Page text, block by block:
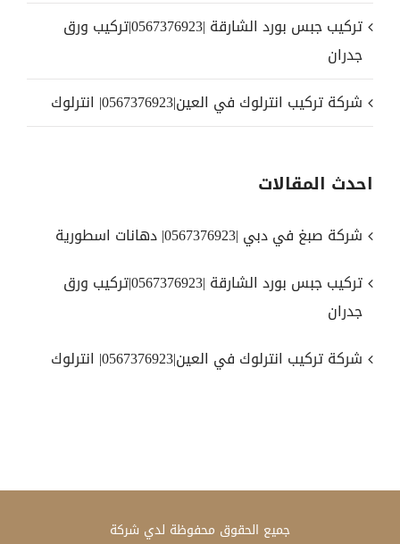
تركيب جبس بورد الشارقة |0567376923|تركيب ورق
جدران
شركة تركيب انترلوك في العين|0567376923| انترلوك
احدث المقالات
شركة صبغ في دبي |0567376923| دهانات اسطورية
تركيب جبس بورد الشارقة |0567376923|تركيب ورق
جدران
شركة تركيب انترلوك في العين|0567376923| انترلوك
جميع الحقوق محفوظة لدي شركة